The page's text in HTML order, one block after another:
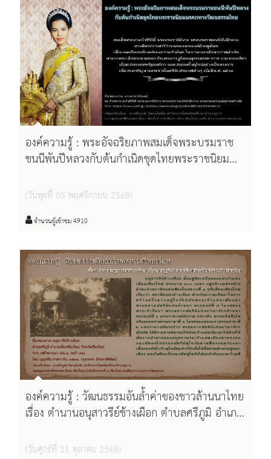
องค์ความรู้ : พระอัจฉริยภาพสมเด็จพระบรมราช
ชนนีพันปีหลวงกับต้นกำเนิดชุดไทยพระราชนิยม
(วันพุธที่ 05 พฤศจิกายน 2568)
จำนวนผู้เข้าชม 4910
องค์ความรู้ : วัฒนธรรมอันล้ำค่าของชาวล้านนาไทย
เรื่อง ตำนานอนุสาวรีย์ช้างเผือก ตำบลศรีภูมิ อำเภอ
(วันศุกร์ที่ 31 ตุลาคม 2568)